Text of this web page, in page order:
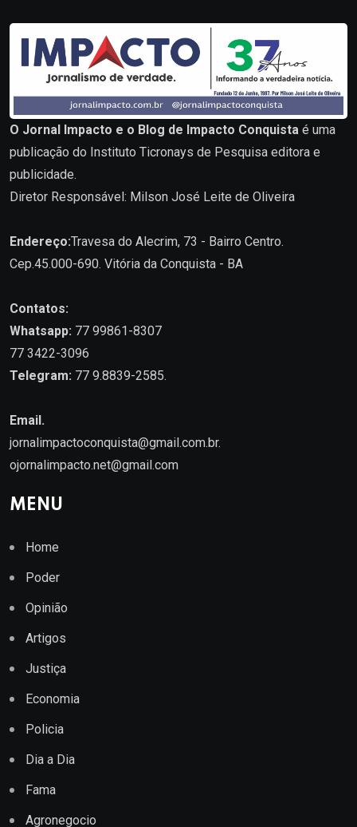
O Jornal Impacto e o Blog de Impacto Conquista é uma
publicação do Instituto Ticronays de Pesquisa editora e
publicidade.
Diretor Responsável: Milson José Leite de Oliveira
Endereço:Travesa do Alecrim, 73 - Bairro Centro.
Cep.45.000-690. Vitória da Conquista - BA
Contatos:
Whatsapp: 77 99861-8307
77 3422-3096
Telegram: 77 9.8839-2585.
Email.
jornalimpactoconquista@gmail.com.br.
ojornalimpacto.net@gmail.com
MENU
Home
Poder
Opinião
Artigos
Justiça
Economia
Policia
Dia a Dia
Fama
Agronegocio